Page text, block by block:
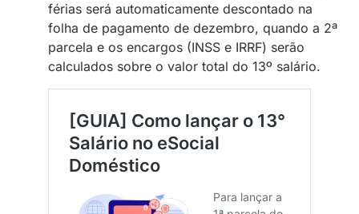
férias será automaticamente descontado na
folha de pagamento de dezembro, quando a 2ª
parcela e os encargos (INSS e IRRF) serão
calculados sobre o valor total do 13º salário.